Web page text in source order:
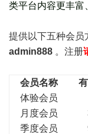
类平台内容更丰富
提供以下五种会员
admin888 。注册
会员名称
体验会员
月度会员
季度会员